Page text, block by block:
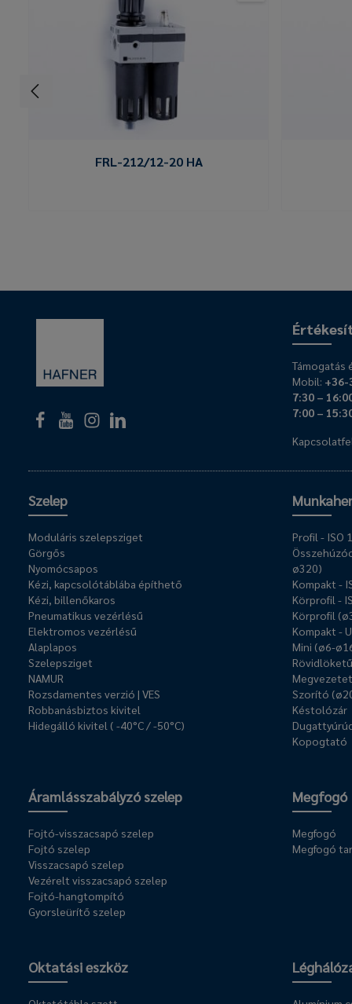
FRL-212/12-20 HA
Támogatás
Mobil: +36-
7:30 –
7:00 –
Szelep
Moduláris szelepsziget
Görgős
Nyomócsapos
Kézi, kapcsolótáblába építhető
Kézi, billenőkaros
Pneumatikus vezérlésű
Elektromos vezérlésű
Alaplapos
Szelepsziget
NAMUR
Rozsdamentes verzió | VES
Robbanásbiztos kivitel
Hidegálló kivitel ( -40°C / -50°C)
Profil - ISO
ø320)
Kompakt -
Körprofil -
Körprofil
Kompakt -
Mini (ø6-
Szorító
Késtolózár
Kopogtató
Áramlásszabályzó szelep
Fojtó-visszacsapó szelep
Fojtó szelep
Visszacsapó szelep
Vezérelt visszacsapó szelep
Fojtó-hangtompító
Gyorsleürítő szelep
Megfogó
Megfogó
Megfogó
Oktatási eszköz